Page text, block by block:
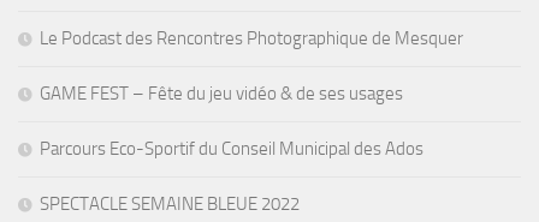
Le Podcast des Rencontres Photographique de Mesquer
GAME FEST – Fête du jeu vidéo & de ses usages
Parcours Eco-Sportif du Conseil Municipal des Ados
SPECTACLE SEMAINE BLEUE 2022